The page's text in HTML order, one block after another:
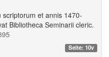
et annis 1470-
Bibliotheca Seminarii cleric.
Seite: 10v